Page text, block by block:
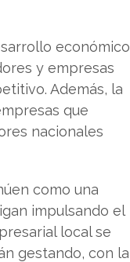
económico
y empresas
Además, la
que
nacionales
como una
impulsando el
local se
gestando, con la